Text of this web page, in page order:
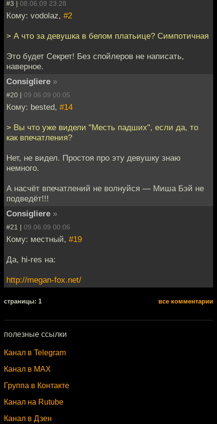
#3 | 08.06.09 23:28
Кому: vodolaz, #2
> А что за девушка в белом платьице? Симпотичная
Это будет Секрет! Без спойлеров не написать,
наверное.
Consigliere »
#20 | 09.06.09 00:05
Кому: bested, #14
> Вы что уже видели "Месть падших", если да, то
как впечатления?
Нет, не видел. Простоя про эту девушку знаю
немного.
А насчёт впечатлений не волнуйся — Миша Бэй не
подведёт!!!
Consigliere »
#21 | 09.06.09 00:06
Кому: местный, #19
Да, hi-res на:
http://megan-fox.net/
cтраницы: 1 все комментарии
полезные ссылки
Канал в Telegram
Канал в MAX
Группа в Контакте
Канал на Rutube
Канал в Дзен